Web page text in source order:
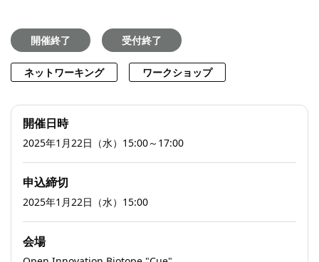
開催終了 受付終了
ネットワーキング ワークショップ
開催日時
2025年1月22日（水）15:00～17:00
申込締切
2025年1月22日（水）15:00
会場